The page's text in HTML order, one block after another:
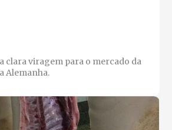
clara viragem para o mercado da
Alemanha.